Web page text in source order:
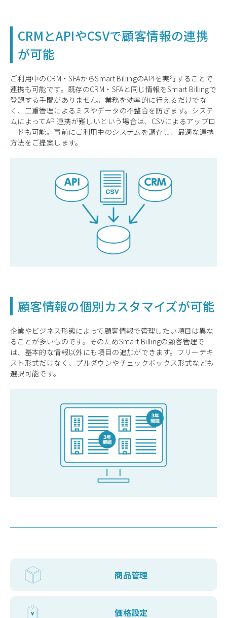
CRMとAPIやCSVで顧客情報の連携
が可能
ご利用中のCRM・SFAからSmart BillingのAPIを実行することで
連携も可能です。既存のCRM・SFAと同じ情報をSmart Billingで
登録する手間がありません。業務を効率的に行えるだけでな
く、二重管理によるミスやデータの不整合を防ぎます。システ
ムによってAPI連携が難しいという場合は、CSVによるアップロ
ードも可能。事前にご利用中のシステムを調査し、最適な連携
方法をご提案します。
顧客情報の個別カスタマイズが可能
企業やビジネス形態によって顧客情報で管理したい項目は異な
ることが多いものです。そのためSmart Billingの顧客管理で
は、基本的な情報以外にも項目の追加ができます。フリーテキ
スト形式だけなく、プルダウンやチェックボックス形式なども
選択可能です。
商品管理
価格設定